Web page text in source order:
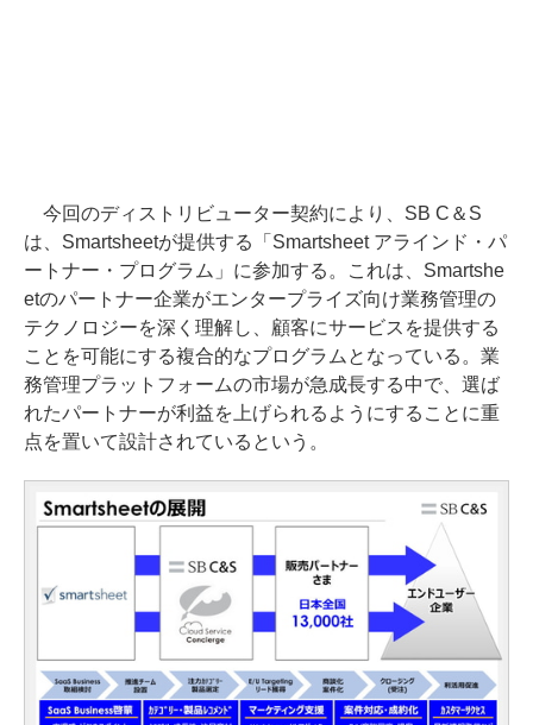
今回のディストリビューター契約により、SB C＆S
は、Smartsheetが提供する「Smartsheet アラインド・パ
ートナー・プログラム」に参加する。これは、Smartshe
etのパートナー企業がエンタープライズ向け業務管理の
テクノロジーを深く理解し、顧客にサービスを提供する
ことを可能にする複合的なプログラムとなっている。業
務管理プラットフォームの市場が急成長する中で、選ば
れたパートナーが利益を上げられるようにすることに重
点を置いて設計されているという。